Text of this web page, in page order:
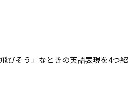
びそう」なときの英語表現を4つ紹